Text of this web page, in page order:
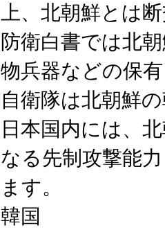
上、北朝鮮とは
防衛白書では北
物兵器などの保
自衛隊は北朝鮮
日本国内には、
なる先制攻撃能
ます。
韓国